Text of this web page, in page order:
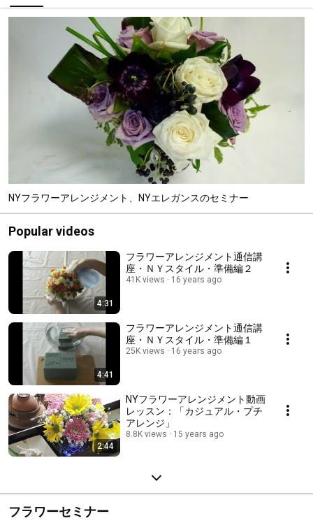
NYフラワーアレンジメント、NYエレガンスのセミナー
Popular videos
4:31
フラワーアレンジメント通信講
座・ＮＹスタイル・準備編２
41K views 16 years ago
4:41
フラワーアレンジメント通信講
座・ＮＹスタイル・準備編１
25K views 16 years ago
2:44
NYフラワーアレンジメント動画
レッスン：「カジュアル・プチ
アレンジ」
8.8K views 15 years ago
フラワーセミナー